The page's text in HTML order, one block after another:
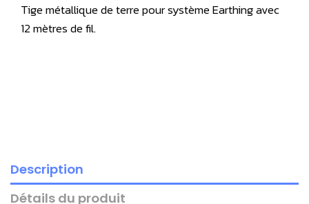
Tige métallique de terre pour système Earthing avec
12 mètres de fil.
Description
Détails du produit